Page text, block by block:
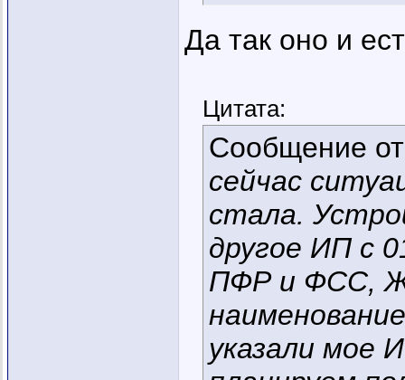
Да так оно и
Цитата:
Сообщение
сейчас
стала.
другое ИП с
ПФР и ФСС,
указали мое